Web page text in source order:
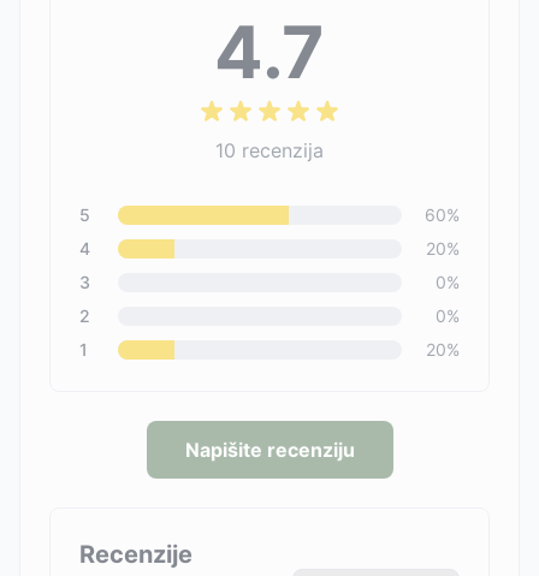
4.7
10 recenzija
5 60%
4
20%
3
0%
2
0%
1
20%
Napišite recenziju
Recenzije